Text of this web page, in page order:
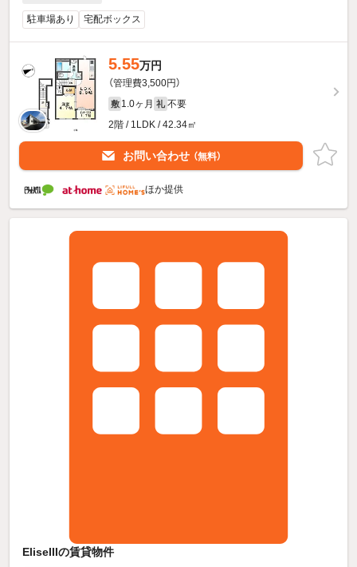
駐車場あり 宅配ボックス
5.55万円
（管理費3,500円）
敷 1.0ヶ月 礼 不要
2階 / 1LDK / 42.34㎡
お問い合わせ （無料）
ほか提供
EliseIIIの賃貸物件